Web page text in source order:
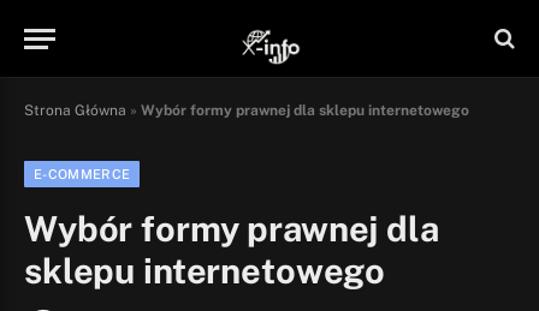
Strona Główna » Wybór formy prawnej dla sklepu internetowego
E-COMMERCE
Wybór formy prawnej dla
sklepu internetowego